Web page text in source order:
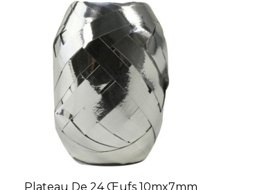
Plateau De 24 Œufs 10mx7mm